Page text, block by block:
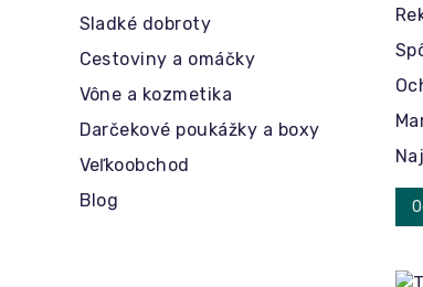
Sladké dobroty
Cestoviny a omáčky
Vône a kozmetika
Darčekové poukážky a boxy
Veľkoobchod
Blog